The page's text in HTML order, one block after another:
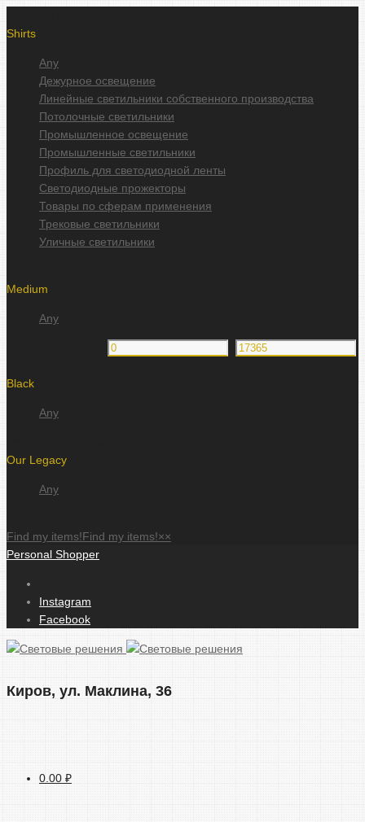
Shirts
Any
Дежурное освещение
Линейные светильники собственного производства
Потолочные светильники
Промышленное освещение
Промышленные светильники
Профиль для светодиодной ленты
Светодиодные прожекторы
Товары по сферам применения
Трековые светильники
Уличные светильники
Medium
Any
Black
Any
Our Legacy
Any
Find my items!Find my items!××
Personal Shopper
Instagram
Facebook
Киров, ул. Маклина, 36
0.00 ₽